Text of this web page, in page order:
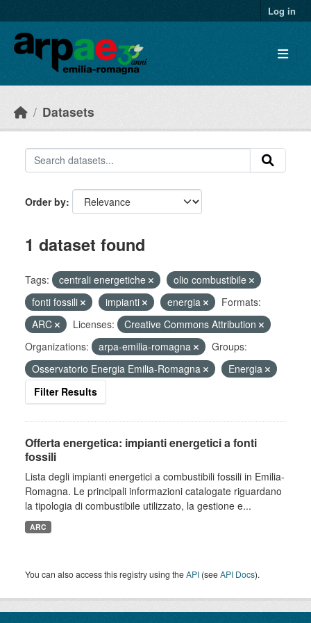
Log in
Datasets
Order by
1 dataset found
Tags: centrali energetiche
olio combustibile
fonti fossili
impianti energia
Formats:
ARC
Licenses:
Creative Commons Attribution
Organizations:
arpa-emilia-romagna
Groups:
Osservatorio Energia Emilia-Romagna
Energia
Filter Results
Offerta energetica: impianti energetici a fonti
fossili
Lista degli impianti energetici a combustibili fossili in Emilia-
Romagna. Le principali informazioni catalogate riguardano
la tipologia di combustibile utilizzato, la gestione e...
ARC
You can also access this registry using theAPI (seeAPI Docs).